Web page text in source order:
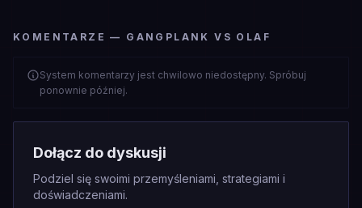
KOMENTARZE — GANGPLANK VS OLAF
System komentarzy jest chwilowo niedostępny. Spróbuj
ponownie później.
Dołącz do dyskusji
Podziel się swoimi przemyśleniami, strategiami i
doświadczeniami.